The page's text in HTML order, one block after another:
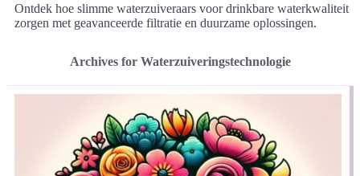
Ontdek hoe slimme waterzuiveraars voor drinkbare waterkwaliteit
zorgen met geavanceerde filtratie en duurzame oplossingen.
Archives for Waterzuiveringstechnologie